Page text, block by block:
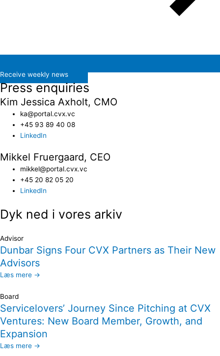
Receive weekly news
Press enquiries
Kim Jessica Axholt, CMO
ka@portal.cvx.vc​
+45 93 89 40 08
LinkedIn
Mikkel Fruergaard, CEO
mikkel@portal.cvx.vc
+45 20 82 05 20
LinkedIn
Dyk ned i vores arkiv
Advisor
Dunbar Signs Four CVX Partners as Their New
Advisors
Læs mere →
Board
Servicelovers’ Journey Since Pitching at CVX
Ventures: New Board Member, Growth, and
Expansion
Læs mere →